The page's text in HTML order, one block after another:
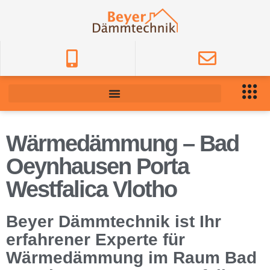
Wärmedämmung – Bad
Oeynhausen Porta
Westfalica Vlotho
Beyer Dämmtechnik ist Ihr
erfahrener Experte für
Wärmedämmung im Raum Bad